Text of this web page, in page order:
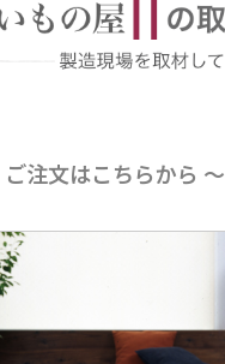
ご注文はこちらから 〜